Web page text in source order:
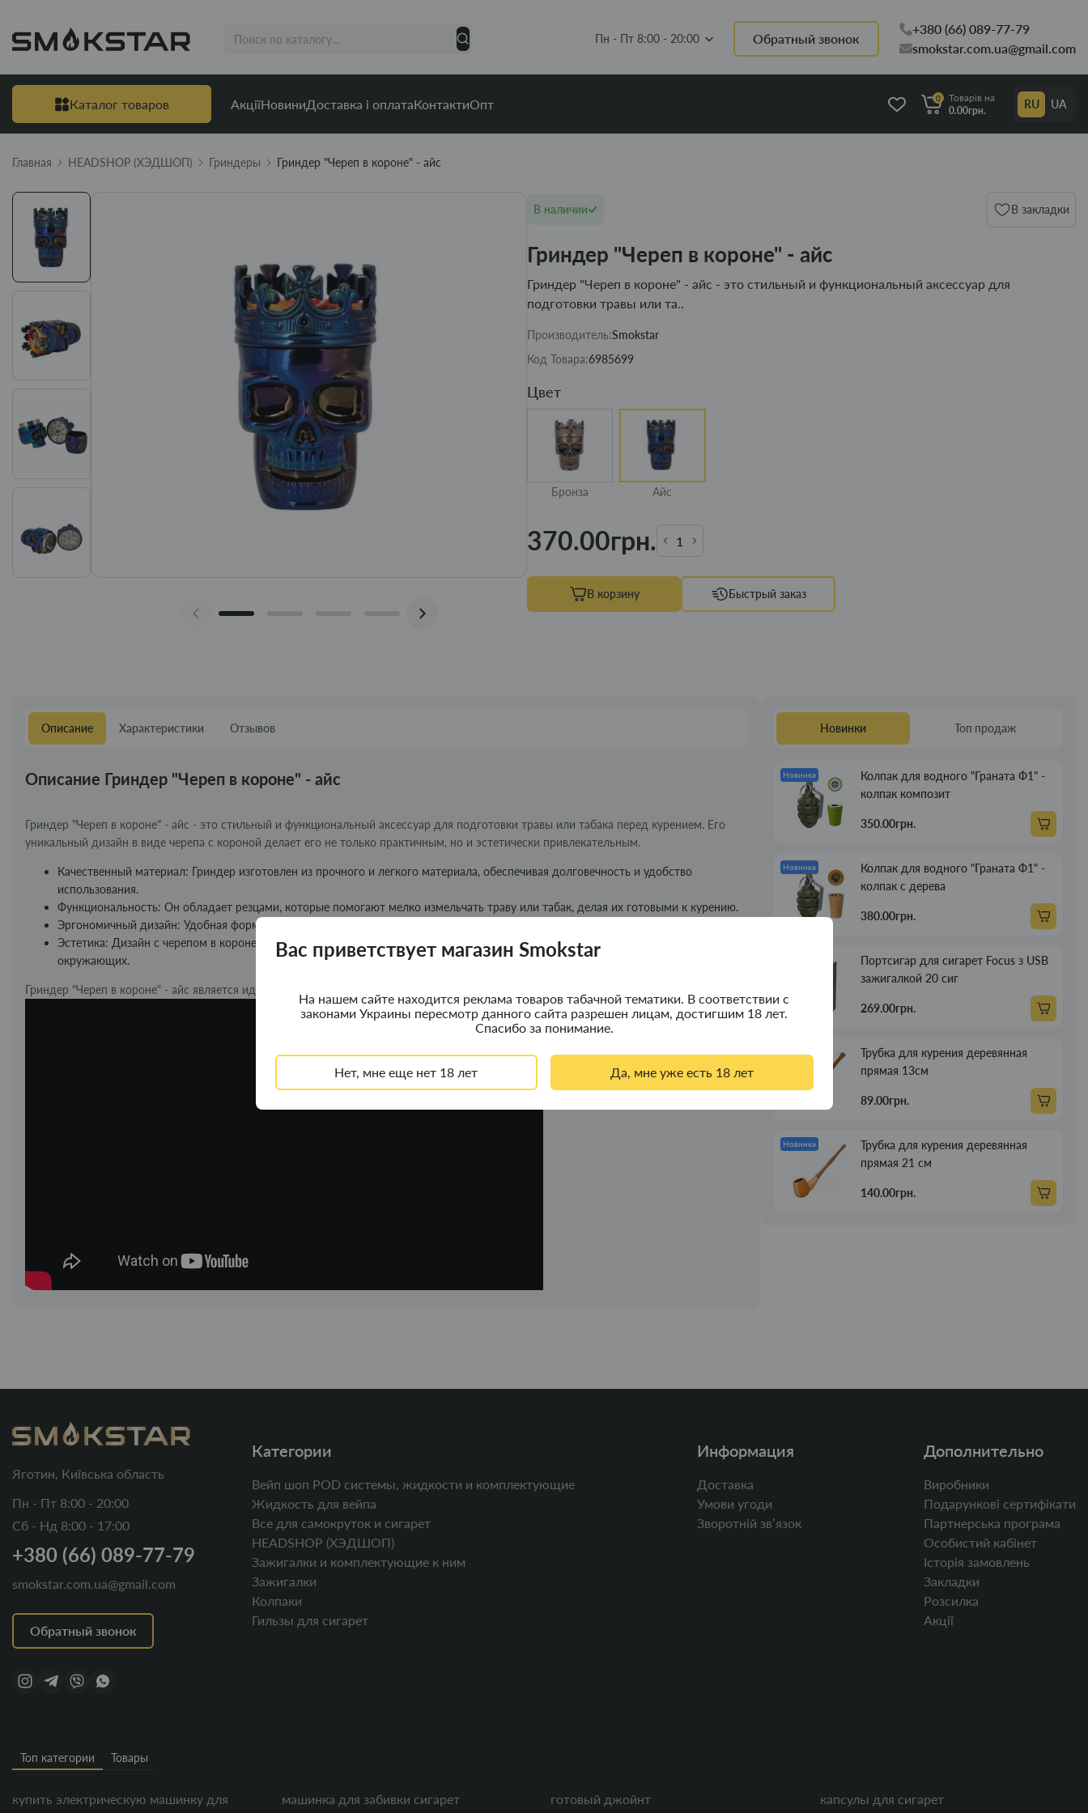
Вас приветствует магазин Smokstar
На нашем сайте находится реклама товаров табачной тематики. В соответствии с
законами Украины пересмотр данного сайта разрешен лицам, достигшим 18 лет.
Спасибо за понимание.
Нет, мне еще нет 18 лет Да, мне уже есть 18 лет
Пн - Пт 8:00 - 20:00 Обратный звонок
+380 (66) 089-77-79
smokstar.com.ua@gmail.com
Каталог товаров АкціїНовиниДоставка і оплатаКонтактиОпт 0
Товарів на
0.00грн.
RU UA
Главная HEADSHOP (ХЭДШОП) Гриндеры Гриндер "Череп в короне" - айс
В наличии В закладки
Гриндер "Череп в короне" - айс
Гриндер "Череп в короне" - айс - это стильный и функциональный аксессуар для
подготовки травы или та..
Производитель:Smokstar
Код Товара:6985699
Цвет
Бронза Айс
370.00грн.
В корзину Быстрый заказ
Описание Характеристики Отзывов
Описание Гриндер "Череп в короне" - айс
Гриндер "Череп в короне" - айс - это стильный и функциональный аксессуар для подготовки травы или табака перед курением. Его
уникальный дизайн в виде черепа с короной делает его не только практичным, но и эстетически привлекательным.
Качественный материал: Гриндер изготовлен из прочного и легкого материала, обеспечивая долговечность и удобство
использования.
Функциональность: Он обладает резцами, которые помогают мелко измельчать траву или табак, делая их готовыми к курению.
Эргономичный дизайн: Удобная форма и размер гриндера делают его простым в использовании и хранении.
Эстетика: Дизайн с черепом в короне придает гриндеру элегантный и загадочный вид, который будет привлекать внимание
окружающих.
Гриндер "Череп в короне" - айс является идеальным выбором для тех, кто ценит удобство, стиль и качество в аксессуарах для курения.
Новинки Топ продаж
Новинка
Колпак для водного "Граната Ф1" -
колпак композит
350.00грн.
Новинка
Колпак для водного "Граната Ф1" -
колпак с дерева
380.00грн.
Портсигар для сигарет Focus з USB
зажигалкой 20 сиг
269.00грн.
Трубка для курения деревянная
прямая 13см
89.00грн.
Новинка
Трубка для курения деревянная
прямая 21 см
140.00грн.
Яготин, Київська область
Пн - Пт 8:00 - 20:00
Сб - Нд 8:00 - 17:00
+380 (66) 089-77-79
smokstar.com.ua@gmail.com
Обратный звонок
Категории
Вейп шоп POD системы, жидкости и комплектующие
Жидкость для вейпа
Все для самокруток и сигарет
HEADSHOP (ХЭДШОП)
Зажигалки и комплектующие к ним
Зажигалки
Колпаки
Гильзы для сигарет
Информация
Доставка
Умови угоди
Зворотній звʼязок
Дополнительно
Виробники
Подарункові сертифікати
Партнерська програма
Особистий кабінет
Історія замовлень
Закладки
Розсилка
Акції
Топ категории Товары
купить электрическую машинку для
машинка для забивки сигарет готовый джойнт капсулы для сигарет